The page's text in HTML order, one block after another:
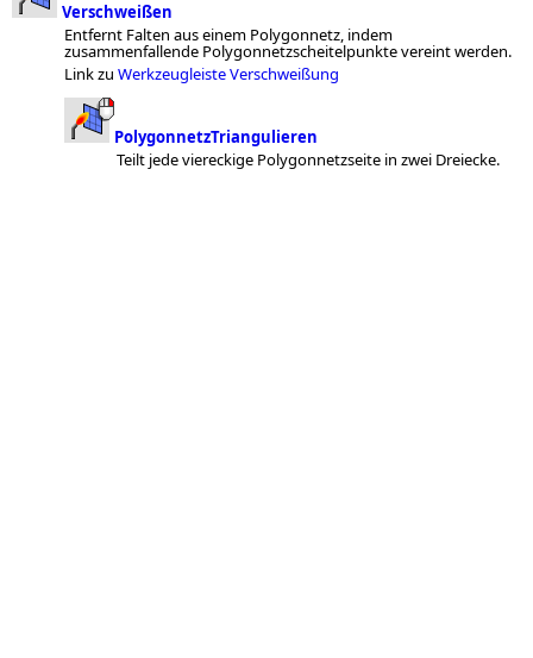
Verschweißen
Entfernt Falten aus einem Polygonnetz, indem
zusammenfallende Polygonnetzscheitelpunkte vereint werden.
Link zu Werkzeugleiste Verschweißung
PolygonnetzTriangulieren
Teilt jede viereckige Polygonnetzseite in zwei Dreiecke.